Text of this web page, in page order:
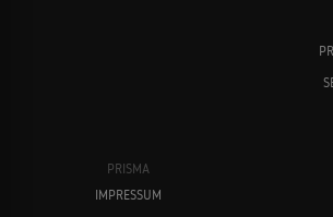
PRISMA
IMPRESSUM